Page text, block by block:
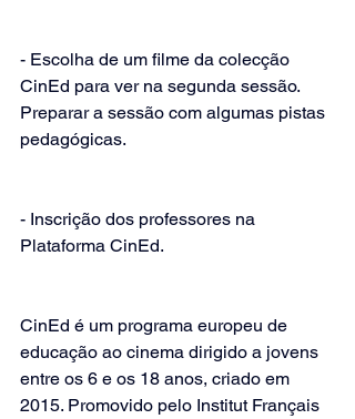
- Escolha de um filme da colecção
CinEd para ver na segunda sessão.
Preparar a sessão com algumas pistas
pedagógicas.
- Inscrição dos professores na
Plataforma CinEd.
CinEd é um programa europeu de
educação ao cinema dirigido a jovens
entre os 6 e os 18 anos, criado em
2015. Promovido pelo Institut Français